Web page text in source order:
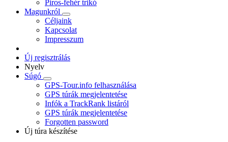
Piros-fehér trikó
Magunkról
Céljaink
Kapcsolat
Impresszum
Új regisztrálás
Nyelv
Súgó
GPS-Tour.info felhasználása
GPS túrák megjelentetése
Infók a TrackRank listáról
GPS túrák megjelentetése
Forgotten password
Új túra készítése